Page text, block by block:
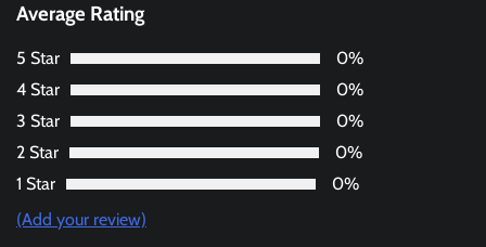
Average Rating
5 Star
0%
4 Star
0%
3 Star
0%
2 Star
0%
1 Star
0%
(Add your review)